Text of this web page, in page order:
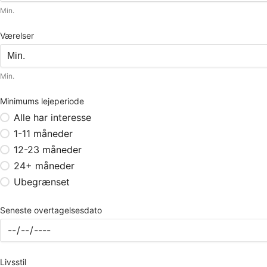
Min.
Værelser
Min.
Minimums lejeperiode
Alle har interesse
1-11 måneder
12-23 måneder
24+ måneder
Ubegrænset
Seneste overtagelsesdato
Livsstil